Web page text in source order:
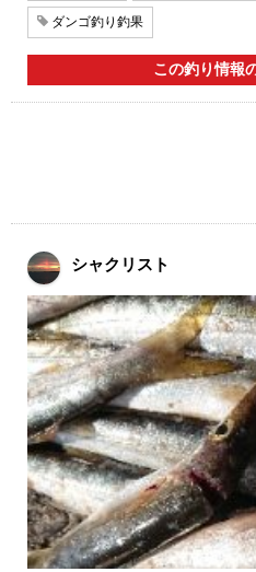
ダンゴ釣り釣果
この釣り情報
シャクリスト